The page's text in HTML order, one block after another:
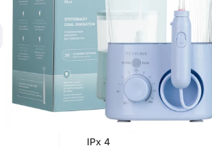
Материал
корпуса
Пластик
ABS
Потребляемая
Мощность
20 Вт
Тип
влагозащиты
IPx 4